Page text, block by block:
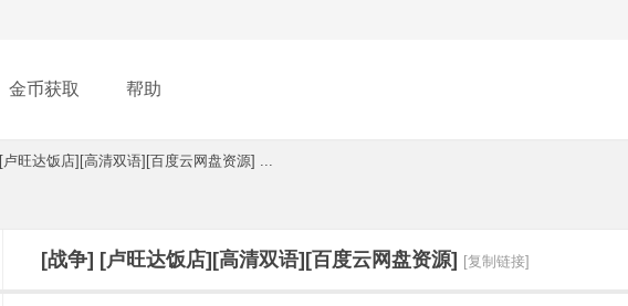
金币获取 帮助
[卢旺达饭店][高清双语][百度云网盘资源] ...
[战争] [卢旺达饭店][高清双语][百度云网盘资源] [复制链接]